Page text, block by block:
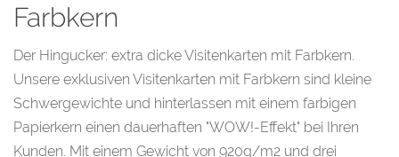
Farbkern
Der Hingucker: extra dicke Visitenkarten mit Farbkern.
Unsere exklusiven Visitenkarten mit Farbkern sind kleine
Schwergewichte und hinterlassen mit einem farbigen
Papierkern einen dauerhaften "WOW!-Effekt" bei Ihren
Kunden. Mit einem Gewicht von 920g/m2 und drei